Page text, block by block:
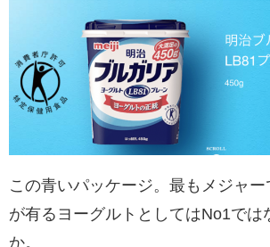
この青いパッケージ。最もメジャー
が有るヨーグルトとしてはNo1では
か。